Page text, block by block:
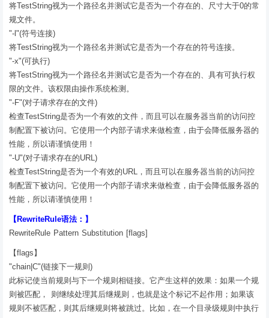
将TestString视为一个路径名并测试它是否为一个存在的、尺寸大于0的常
规文件。
"-l"(符号连接)
将TestString视为一个路径名并测试它是否为一个存在的符号连接。
"-x"(可执行)
将TestString视为一个路径名并测试它是否为一个存在的、具有可执行权
限的文件。该权限由操作系统检测。
"-F"(对子请求存在的文件)
检查TestString是否为一个有效的文件，而且可以在服务器当前的访问控
制配置下被访问。它使用一个内部子请求来做检查，由于会降低服务器的
性能，所以请谨慎使用！
"-U"(对子请求存在的URL)
检查TestString是否为一个有效的URL，而且可以在服务器当前的访问控
制配置下被访问。它使用一个内部子请求来做检查，由于会降低服务器的
性能，所以请谨慎使用！
【RewriteRule语法：】
RewriteRule Pattern Substitution [flags]
【flags】
"chain|C"(链接下一规则)
此标记使当前规则与下一个规则相链接。它产生这样的效果：如果一个规
则被匹配， 则继续处理其后继规则，也就是这个标记不起作用；如果该
规则不被匹配，则其后继规则将被跳过。比如，在一个目录级规则中执行